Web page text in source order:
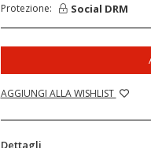
Protezione: Social DRM
AGGIUNGI ALLA WISHLIST
Dettagli